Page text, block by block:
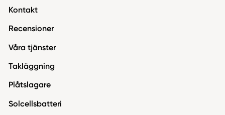
Kontakt
Recensioner
Våra tjänster
Takläggning
Plåtslagare
Solcellsbatteri